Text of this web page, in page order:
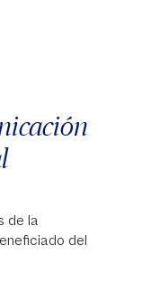
de la
del